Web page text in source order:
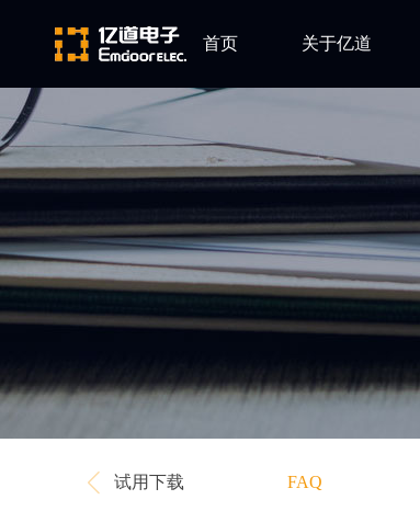
首页 关于亿道
企业文化
试用下载 FAQ